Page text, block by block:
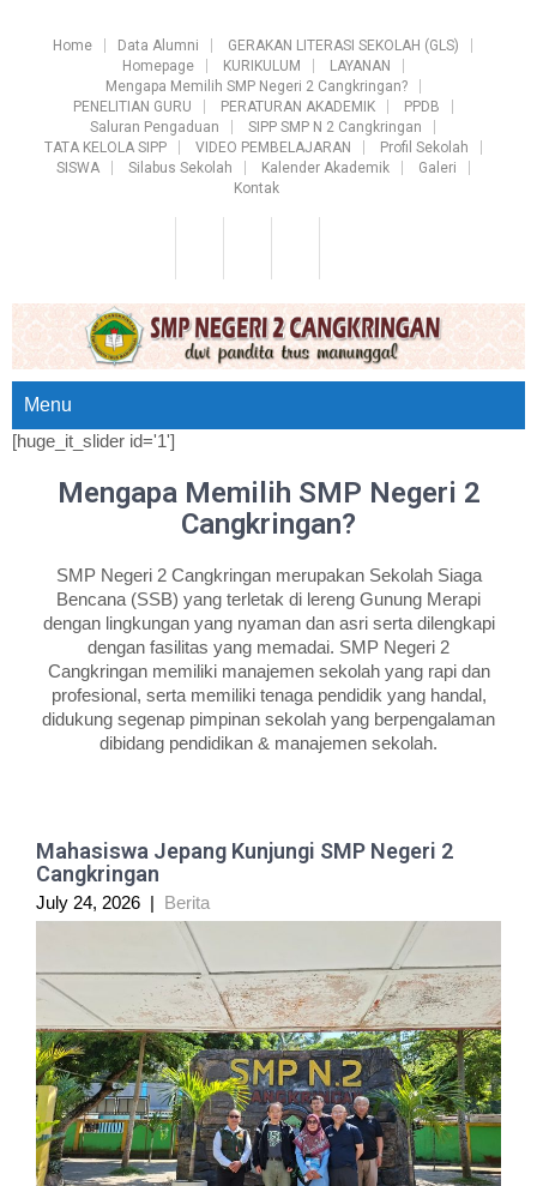
Home Data Alumni
GERAKAN LITERASI SEKOLAH (GLS)
Homepage
KURIKULUM
LAYANAN
Mengapa Memilih SMP Negeri 2 Cangkringan?
PENELITIAN GURU
PERATURAN AKADEMIK
PPDB
Saluran Pengaduan
SIPP SMP N 2 Cangkringan
TATA KELOLA SIPP
VIDEO PEMBELAJARAN
Profil Sekolah
SISWA
Silabus Sekolah Kalender Akademik
Galeri
Kontak
Menu
[huge_it_slider id='1']
Mengapa Memilih SMP Negeri 2
Cangkringan?
SMP Negeri 2 Cangkringan merupakan Sekolah Siaga
Bencana (SSB) yang terletak di lereng Gunung Merapi
dengan lingkungan yang nyaman dan asri serta dilengkapi
dengan fasilitas yang memadai. SMP Negeri 2
Cangkringan memiliki manajemen sekolah yang rapi dan
profesional, serta memiliki tenaga pendidik yang handal,
didukung segenap pimpinan sekolah yang berpengalaman
dibidang pendidikan & manajemen sekolah.
Mahasiswa Jepang Kunjungi SMP Negeri 2
Cangkringan
July 24, 2026 | Berita